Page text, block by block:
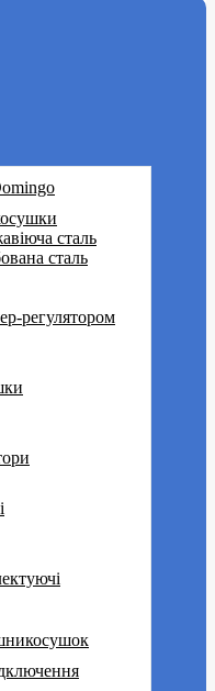
сталь
сталь
регулятором